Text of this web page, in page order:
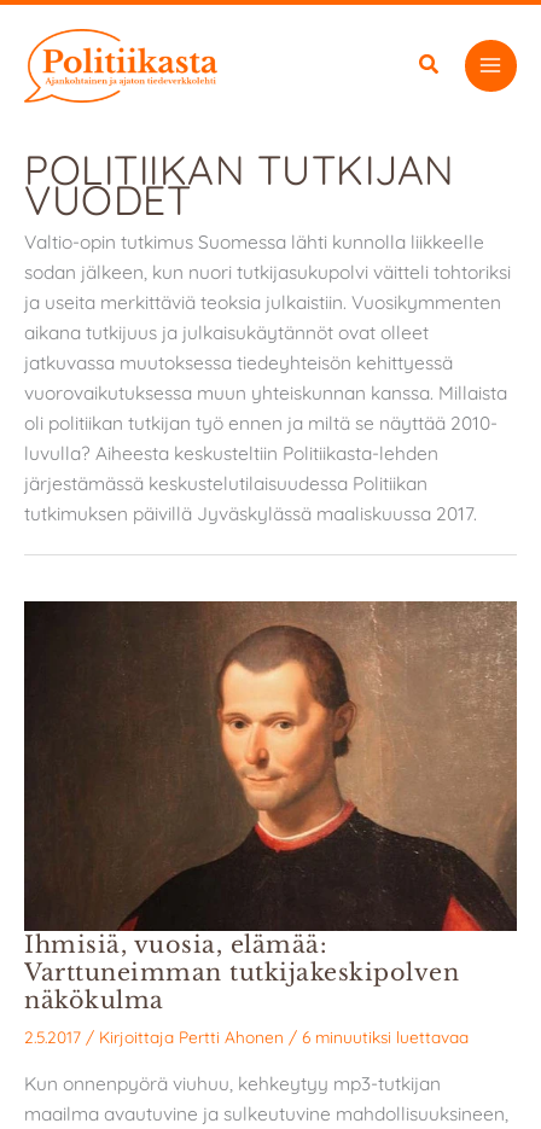
sisältöön
POLITIIKAN TUTKIJAN
VUODET
Valtio-opin tutkimus Suomessa lähti kunnolla liikkeelle
sodan jälkeen, kun nuori tutkijasukupolvi väitteli tohtoriksi
ja useita merkittäviä teoksia julkaistiin. Vuosikymmenten
aikana tutkijuus ja julkaisukäytännöt ovat olleet
jatkuvassa muutoksessa tiedeyhteisön kehittyessä
vuorovaikutuksessa muun yhteiskunnan kanssa. Millaista
oli politiikan tutkijan työ ennen ja miltä se näyttää 2010-
luvulla? Aiheesta keskusteltiin Politiikasta-lehden
järjestämässä keskustelutilaisuudessa Politiikan
tutkimuksen päivillä Jyväskylässä maaliskuussa 2017.
Ihmisiä, vuosia, elämää:
Varttuneimman tutkijakeskipolven
näkökulma
2.5.2017 / Kirjoittaja Pertti Ahonen / 6 minuutiksi luettavaa
Kun onnenpyörä viuhuu, kehkeytyy mp3-tutkijan
maailma avautuvine ja sulkeutuvine mahdollisuuksineen,